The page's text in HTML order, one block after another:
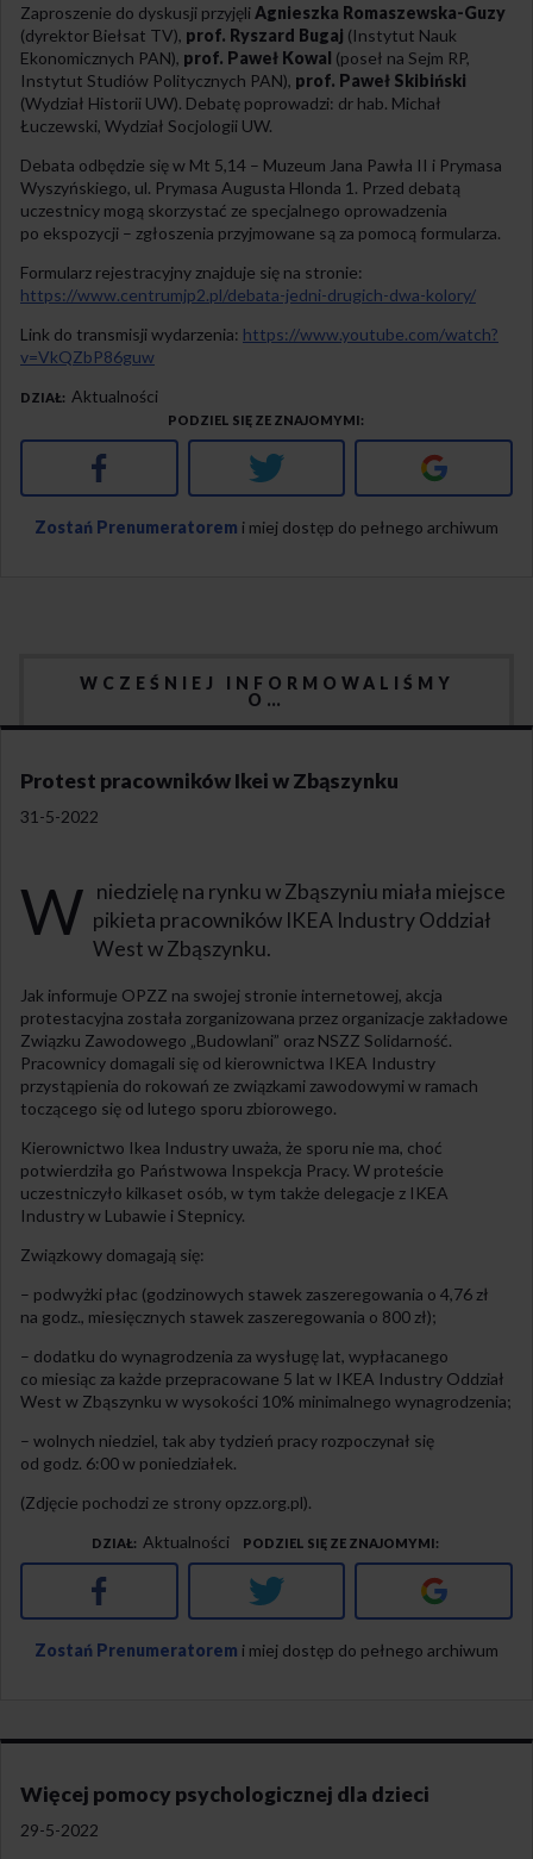
Zaproszenie do dyskusji przyjęliAgnieszka Romaszewska-Guzy
(dyrektor Biełsat TV), prof. Ryszard Bugaj (Instytut Nauk
Ekonomicznych PAN), prof. Paweł Kowal (poseł na Sejm RP,
Instytut Studiów Politycznych PAN), prof. Paweł Skibiński
(Wydział Historii UW). Debatę poprowadzi: dr hab. Michał
Łuczewski, Wydział Socjologii UW.
Debata odbędzie się w Mt 5,14 – Muzeum Jana Pawła II i Prymasa
Wyszyńskiego, ul. Prymasa Augusta Hlonda 1. Przed debatą
uczestnicy mogą skorzystać ze specjalnego oprowadzenia
po ekspozycji – zgłoszenia przyjmowane są za pomocą formularza.
Formularz rejestracyjny znajduje się na stronie:
https://www.centrumjp2.pl/debata-jedni-drugich-dwa-kolory/
Link do transmisji wydarzenia: https://www.youtube.com/watch?
v=VkQZbP86guw
DZIAŁ Aktualności
PODZIEL SIĘ ZE ZNAJOMYMI
Facebook Twitter Google+
Zostań Prenumeratorem i miej dostęp do pełnego archiwum
WCZEŚNIEJ INFORMOWALIŚMY
O…
Protest pracowników Ikei w Zbąszynku
31-5-2022
W niedzielę na rynku w Zbąszyniu miała miejsce
pikieta pracowników IKEA Industry Oddział
West w Zbąszynku.
Jak informuje OPZZ na swojej stronie internetowej, akcja
protestacyjna została zorganizowana przez organizacje zakładowe
Związku Zawodowego „Budowlani” oraz NSZZ Solidarność.
Pracownicy domagali się od kierownictwa IKEA Industry
przystąpienia do rokowań ze związkami zawodowymi w ramach
toczącego się od lutego sporu zbiorowego.
Kierownictwo Ikea Industry uważa, że sporu nie ma, choć
potwierdziła go Państwowa Inspekcja Pracy. W proteście
uczestniczyło kilkaset osób, w tym także delegacje z IKEA
Industry w Lubawie i Stepnicy.
Związkowy domagają się:
– podwyżki płac (godzinowych stawek zaszeregowania o 4,76 zł
na godz., miesięcznych stawek zaszeregowania o 800 zł);
– dodatku do wynagrodzenia za wysługę lat, wypłacanego
co miesiąc za każde przepracowane 5 lat w IKEA Industry Oddział
West w Zbąszynku w wysokości 10% minimalnego wynagrodzenia;
– wolnych niedziel, tak aby tydzień pracy rozpoczynał się
od godz. 6:00 w poniedziałek.
(Zdjęcie pochodzi ze strony opzz.org.pl).
DZIAŁ Aktualności PODZIEL SIĘ ZE ZNAJOMYMI
Facebook Twitter Google+
Zostań Prenumeratorem i miej dostęp do pełnego archiwum
Więcej pomocy psychologicznej dla dzieci
29-5-2022